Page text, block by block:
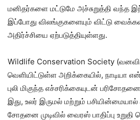
மனிதர்களை மட்டுமே அச்சுறுத்தி வந்த
இப்போது விலங்குகளையும் விட்டு
அதிர்ச்சியை ஏற்படுத்தியுள்ளது.
Wildlife Conservation Society
வெளியிட்டுள்ள அறிக்கையில், நாடியா
புலி மிகுந்த எச்சரிக்கையுடன்
இது, உலர் இருமல் மற்றும் பசியின்மையால்
சோதனை முடிவில் வைரஸ் பாதிப்பு